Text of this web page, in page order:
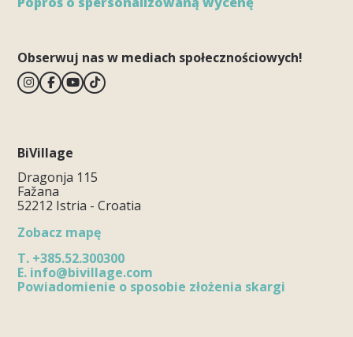
Obserwuj nas w mediach społecznościowych!
BiVillage
Dragonja 115
Fažana
52212 Istria - Croatia
Zobacz mapę
T. +385.52.300300
E. info@bivillage.com
Powiadomienie o sposobie złożenia skargi